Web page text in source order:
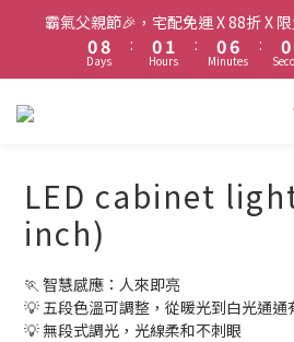
霸氣父親節🎉，宅配免運 X 88折 X
1
0
9
8
7
2
1
0
Days
:
1
0
2
1
0
Hours
:
1
0
7
6
5
0
Minutes
:
1
0
霸氣父親節🎉，宅配免運 X 88折 X
1
0
9
8
7
2
1
0
Days
:
1
0
2
1
0
Hours
:
1
0
7
6
5
0
Minutes
:
1
0
新會員送首購金$50，會員最
霸氣父親節🎉，宅配免運 X 88折 X
8
7
6
5
08
7
5
4
3
Days
8
7
6
5
1
0
9
8
7
6
1
:
8
7
6
5
7
6
2
1
Minutes
:
8
7
6
5
1
0
LED cabinet
inch)
🏃 智慧感應：人來即亮
💡 五段色溫可調整，從暖光到白光通通
💡 無段式調光，光線柔和不刺眼